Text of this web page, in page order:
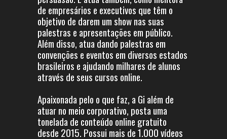
de empresários e executivos que têm o
objetivo de darem um show nas suas
palestras e apresentações em público.
Além disso, atua dando palestras em
convenções e eventos em diversos estados
brasileiros e ajudando milhares de alunos
através de seus cursos online.
Apaixonada pelo o que faz, a Gi além de
atuar no meio corporativo, posta uma
tonelada de conteúdo online gratuito
desde 2015. Possui mais de 1.000 vídeos